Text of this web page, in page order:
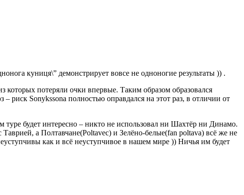
куниця\” демонстрирует вовсе не одноногие результаты )) .
которых потеряли очки впервые. Таким образом образовался
риск Sonykssona полностью оправдался на этот раз, в отличии от
туре будет интересно – никто не использовал ни Шахтёр ни Динамо.
а Полтавчане(Poltavec) и Зелёно-белые(fan poltava) всё же не
как и всё неуступчивое в нашем мире )) Ничья им будет